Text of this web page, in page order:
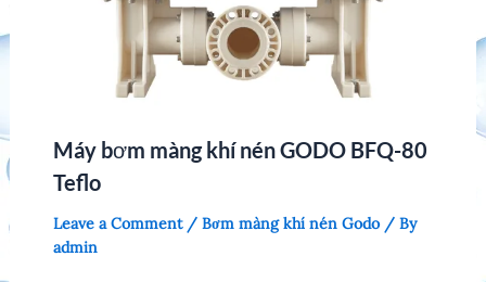
Máy bơm màng khí nén GODO BFQ-80
Teflo
Leave a Comment / Bơm màng khí nén Godo/ By
admin